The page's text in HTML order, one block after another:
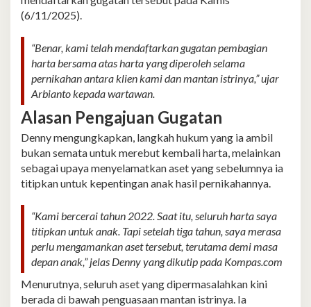
(6/11/2025).
“Benar, kami telah mendaftarkan gugatan pembagian
harta bersama atas harta yang diperoleh selama
pernikahan antara klien kami dan mantan istrinya,” ujar
Arbianto kepada wartawan.
Alasan Pengajuan Gugatan
Denny mengungkapkan, langkah hukum yang ia ambil
bukan semata untuk merebut kembali harta, melainkan
sebagai upaya menyelamatkan aset yang sebelumnya ia
titipkan untuk kepentingan anak hasil pernikahannya.
“Kami bercerai tahun 2022. Saat itu, seluruh harta saya
titipkan untuk anak. Tapi setelah tiga tahun, saya merasa
perlu mengamankan aset tersebut, terutama demi masa
depan anak,” jelas Denny yang dikutip pada Kompas.com
Menurutnya, seluruh aset yang dipermasalahkan kini
berada di bawah penguasaan mantan istrinya. Ia